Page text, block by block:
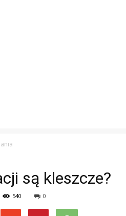
są kleszcze?
540 0